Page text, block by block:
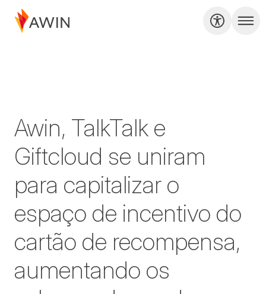
Awin, TalkTalk e
Giftcloud se uniram
para capitalizar o
espaço de incentivo do
cartão de recompensa,
aumentando os